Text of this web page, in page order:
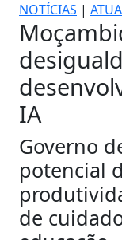
NOTÍCIAS |
IA
Governo
potencial
de